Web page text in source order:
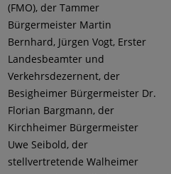
(FMO), der Tammer
Bürgermeister Martin
Bernhard, Jürgen Vogt, Erster
Landesbeamter und
Verkehrsdezernent, der
Besigheimer Bürgermeister Dr.
Florian Bargmann, der
Kirchheimer Bürgermeister
Uwe Seibold, der
stellvertretende Walheimer